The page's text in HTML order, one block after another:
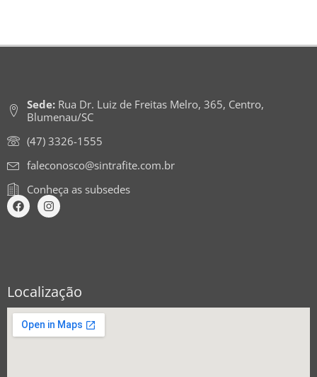
Sede:Rua Dr. Luiz de Freitas Melro, 365, Centro,
Blumenau/SC
(47) 3326-1555
faleconosco@sintrafite.com.br
Conheça as subsedes
Localização